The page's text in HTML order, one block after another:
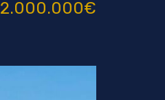
2.000.000€